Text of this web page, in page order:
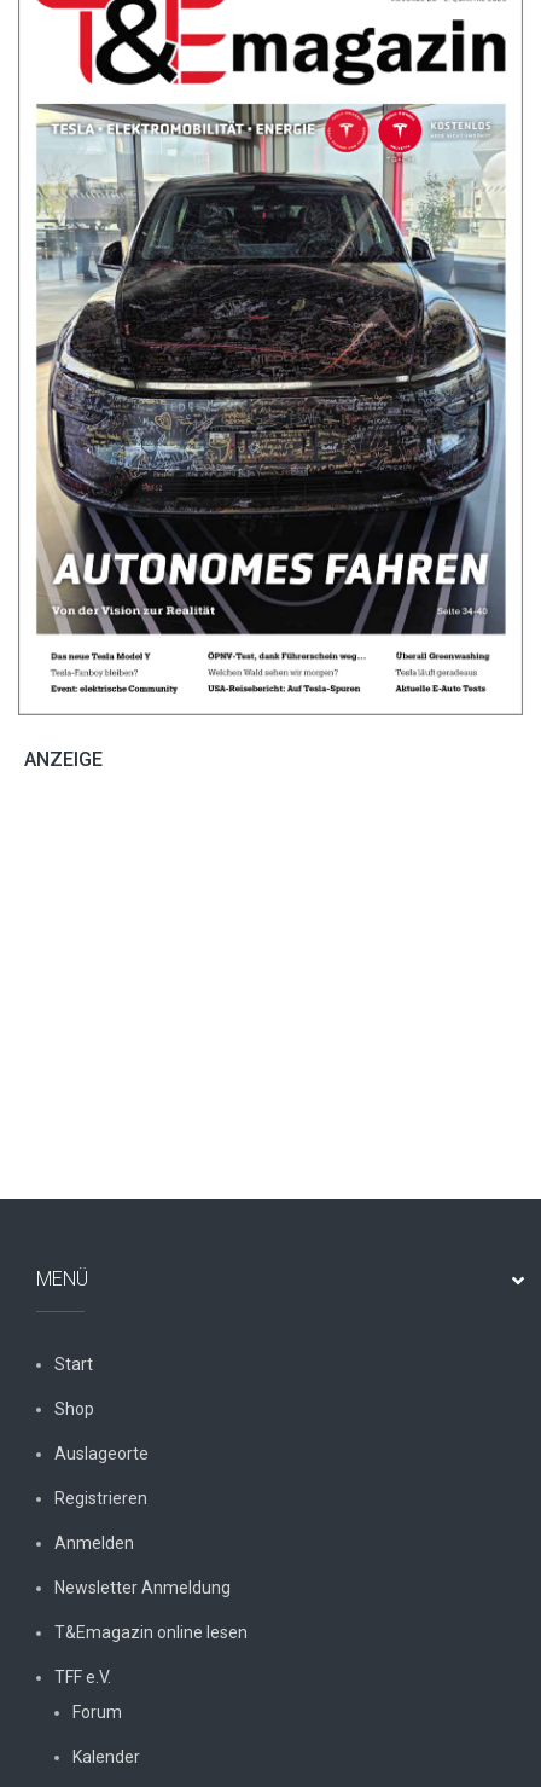
ANZEIGE
MENÜ
Start
Shop
Auslageorte
Registrieren
Anmelden
Newsletter Anmeldung
T&Emagazin online lesen
TFF e.V.
Forum
Kalender